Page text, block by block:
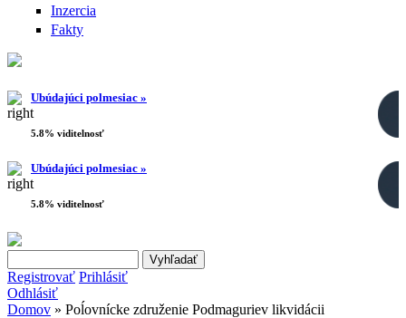
Inzercia
Fakty
Ubúdajúci polmesiac »
5.8% viditelnosť
Ubúdajúci polmesiac »
5.8% viditelnosť
Vyhľadávanie
Registrovať Prihlásiť
Odhlásiť
Domov » Poĺovnícke združenie Podmaguriev likvidácii